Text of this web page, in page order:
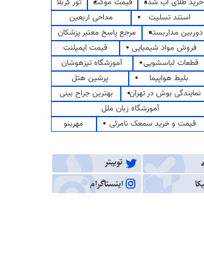
استند تسلیت
مداحی اربعین
دوربین مداربسته
مرجع پاسخ معتبر پزشکان
فروش مواد شیمیایی
قیمت ایمپلنت
قطعات لباسشویی
آموزشگاه تیزهوشان
بلیط هواپیما
پرشین هتل
نمایندگی بوش در تهران
بهترین جراح بینی
آموزشگاه زبان ملل
قیمت و خرید سمعک نامرئی
مهرینو